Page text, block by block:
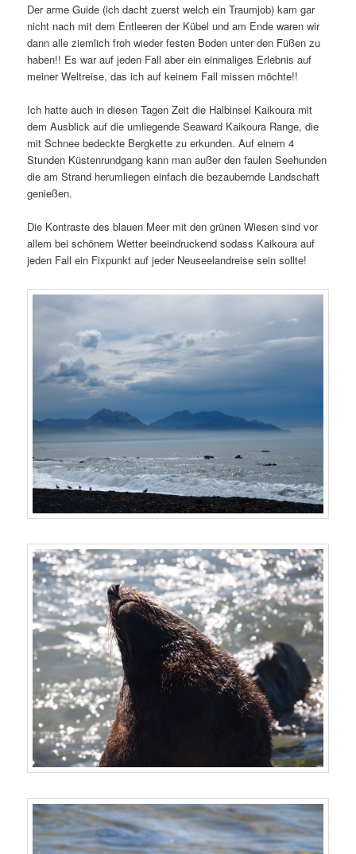
Der arme Guide (ich dacht zuerst welch ein Traumjob) kam gar
nicht nach mit dem Entleeren der Kübel und am Ende waren wir
dann alle ziemlich froh wieder festen Boden unter den Füßen zu
haben!! Es war auf jeden Fall aber ein einmaliges Erlebnis auf
meiner Weltreise, das ich auf keinem Fall missen möchte!!
Ich hatte auch in diesen Tagen Zeit die Halbinsel Kaikoura mit
dem Ausblick auf die umliegende Seaward Kaikoura Range, die
mit Schnee bedeckte Bergkette zu erkunden. Auf einem 4
Stunden Küstenrundgang kann man außer den faulen Seehunden
die am Strand herumliegen einfach die bezaubernde Landschaft
genießen.
Die Kontraste des blauen Meer mit den grünen Wiesen sind vor
allem bei schönem Wetter beeindruckend sodass Kaikoura auf
jeden Fall ein Fixpunkt auf jeder Neuseelandreise sein sollte!